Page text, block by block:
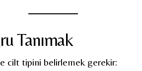
Tanımak
cilt tipini belirlemek gerekir: